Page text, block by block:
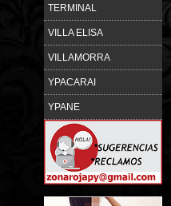
TERMINAL
VILLA ELISA
VILLAMORRA
YPACARAI
YPANE